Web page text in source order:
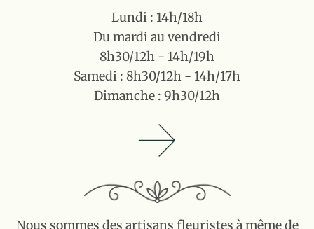
Lundi : 14h/18h
Du mardi au vendredi
8h30/12h - 14h/19h
Samedi : 8h30/12h - 14h/17h
Dimanche : 9h30/12h
Nous sommes des artisans fleuristes à même de